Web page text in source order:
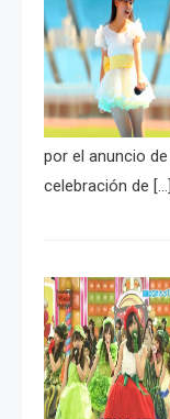
por el anuncio
celebración de […]